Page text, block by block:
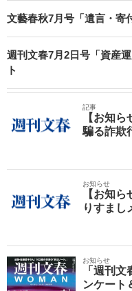
文藝春秋7月号「遺言・寄
週刊文春7月2日号「資産
ト
記事
【お知
騙る詐欺
お知らせ
【お知
りすまし
お知らせ
「週刊
ンケート